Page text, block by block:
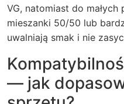
VG, natomiast do
mieszanki 50/50 lub
uwalniają smak i nie
— jak